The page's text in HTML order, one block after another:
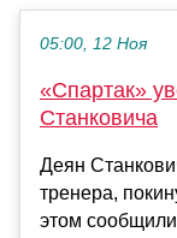
05:00, 12 Ноя
«Спартак»
Станковича
Деян
тренера,
этом